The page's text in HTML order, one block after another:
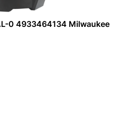
0 4933464134 Milwaukee